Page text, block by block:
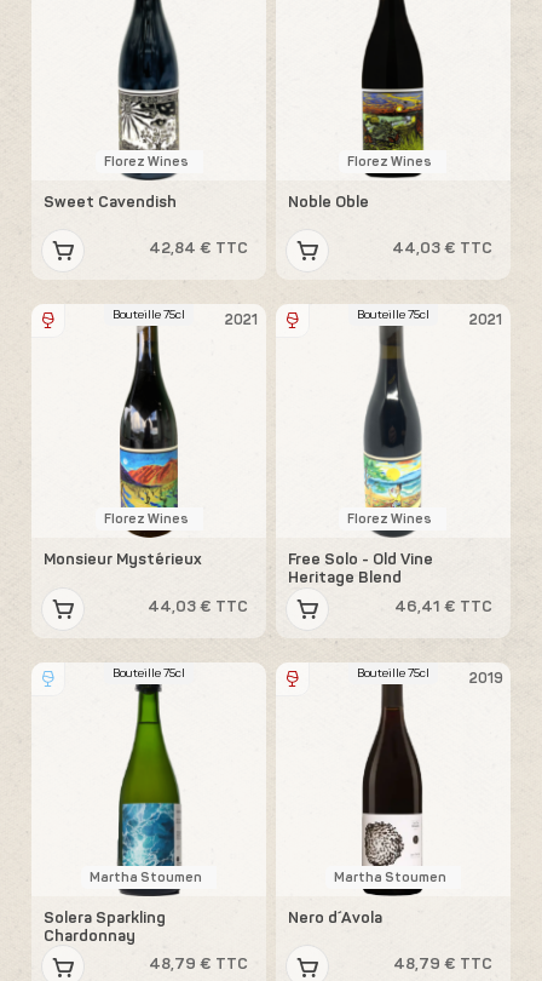
Florez Wines
Sweet Cavendish
42,84 € TTC
Florez Wines
Noble Oble
44,03 € TTC
2021
Bouteille 75cl
Florez Wines
Monsieur Mystérieux
44,03 € TTC
2021
Bouteille 75cl
Florez Wines
Free Solo - Old Vine
Heritage Blend
46,41 € TTC
Bouteille 75cl
Martha Stoumen
Solera Sparkling
Chardonnay
48,79 € TTC
2019
Bouteille 75cl
Martha Stoumen
Nero d´Avola
48,79 € TTC